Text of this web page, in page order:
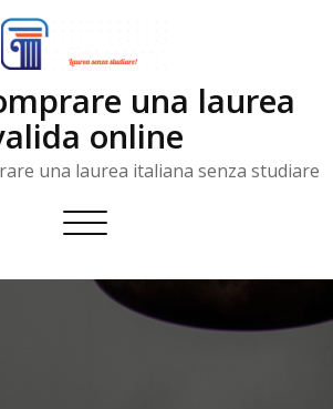
una laurea
online
una laurea italiana senza studiare
Toggle